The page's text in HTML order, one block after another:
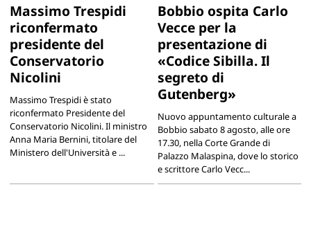
Massimo Trespidi
riconfermato
presidente del
Conservatorio
Nicolini
Massimo Trespidi è stato
riconfermato Presidente del
Conservatorio Nicolini. Il ministro
Anna Maria Bernini, titolare del
Ministero dell'Università e ...
Bobbio ospita Carlo
Vecce per la
presentazione di
«Codice Sibilla. Il
segreto di
Gutenberg»
Nuovo appuntamento culturale a
Bobbio sabato 8 agosto, alle ore
17.30, nella Corte Grande di
Palazzo Malaspina, dove lo storico
e scrittore Carlo Vecc...